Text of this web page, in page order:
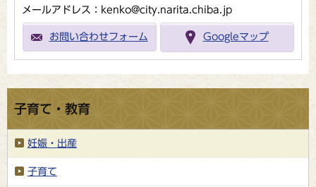
メールアドレス：kenko@city.narita.chiba.jp
お問い合わせフォーム Googleマップ
子育て・教育
妊娠・出産
子育て